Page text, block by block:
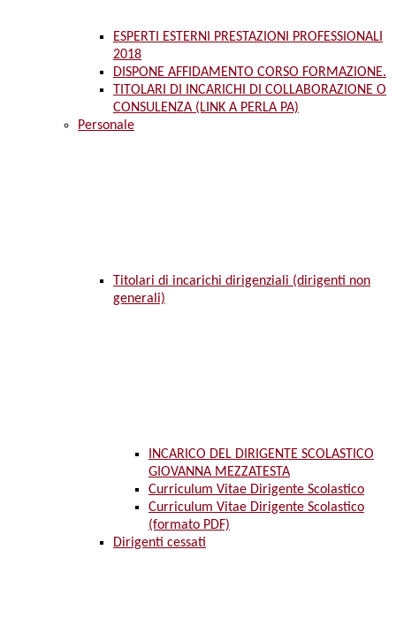
ESPERTI ESTERNI PRESTAZIONI PROFESSIONALI
2018
DISPONE AFFIDAMENTO CORSO FORMAZIONE.
TITOLARI DI INCARICHI DI COLLABORAZIONE O
CONSULENZA (LINK A PERLA PA)
Personale
Titolari di incarichi dirigenziali (dirigenti non
generali)
INCARICO DEL DIRIGENTE SCOLASTICO
GIOVANNA MEZZATESTA
Curriculum Vitae Dirigente Scolastico
Curriculum Vitae Dirigente Scolastico
(formato PDF)
Dirigenti cessati